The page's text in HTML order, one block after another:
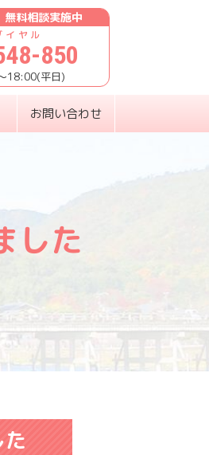
料相談実施中
850
18:00(平日)
お問い合わせ
した